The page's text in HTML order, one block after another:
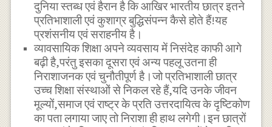
दुनिया स्तब्ध एवं हैरान है कि आखिर भारतीय छात्र इतने
प्रतिभाशाली एवं कुशाग्र बुद्धिसंपन्न कैसे होते हैं!यह
प्रशंसनीय एवं सराहनीय है।
व्यावसायिक शिक्षा अपने व्यवसाय में निसंदेह काफी आगे
बढ़ी है,परंतु इसका दूसरा एवं अन्य पहलू उतना ही
निराशाजनक एवं चुनौतीपूर्ण है।जो प्रतिभाशाली छात्र
उच्च शिक्षा संस्थाओं से निकल रहे हैं,यदि उनके जीवन
मूल्यों,समाज एवं राष्ट्र के प्रति उत्तरदायित्व के दृष्टिकोण
का पता लगाया जाए तो निराशा ही हाथ लगेगी।इन छात्रों